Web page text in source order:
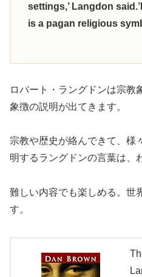
settings,’ Langdon
is a pagan religious
ロバート・ラングドンは宗教
象徴の説明が出てきます。
宗教や歴史が絡んできて、様
明するラングドンの言葉は、
難しい内容でも楽しめる。世
す。